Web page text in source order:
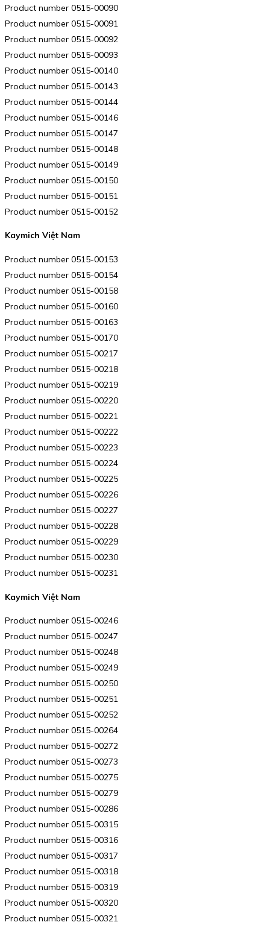
Product number 0515-00090
Product number 0515-00091
Product number 0515-00092
Product number 0515-00093
Product number 0515-00140
Product number 0515-00143
Product number 0515-00144
Product number 0515-00146
Product number 0515-00147
Product number 0515-00148
Product number 0515-00149
Product number 0515-00150
Product number 0515-00151
Product number 0515-00152
Kaymich Việt Nam
Product number 0515-00153
Product number 0515-00154
Product number 0515-00158
Product number 0515-00160
Product number 0515-00163
Product number 0515-00170
Product number 0515-00217
Product number 0515-00218
Product number 0515-00219
Product number 0515-00220
Product number 0515-00221
Product number 0515-00222
Product number 0515-00223
Product number 0515-00224
Product number 0515-00225
Product number 0515-00226
Product number 0515-00227
Product number 0515-00228
Product number 0515-00229
Product number 0515-00230
Product number 0515-00231
Kaymich Việt Nam
Product number 0515-00246
Product number 0515-00247
Product number 0515-00248
Product number 0515-00249
Product number 0515-00250
Product number 0515-00251
Product number 0515-00252
Product number 0515-00264
Product number 0515-00272
Product number 0515-00273
Product number 0515-00275
Product number 0515-00279
Product number 0515-00286
Product number 0515-00315
Product number 0515-00316
Product number 0515-00317
Product number 0515-00318
Product number 0515-00319
Product number 0515-00320
Product number 0515-00321